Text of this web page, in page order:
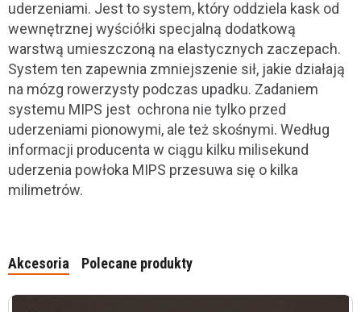
uderzeniami. Jest to system, który oddziela kask od
wewnętrznej wyściółki specjalną dodatkową
warstwą umieszczoną na elastycznych zaczepach.
System ten zapewnia zmniejszenie sił, jakie działają
na mózg rowerzysty podczas upadku. Zadaniem
systemu MIPS jest ochrona nie tylko przed
uderzeniami pionowymi, ale też skośnymi. Według
informacji producenta w ciągu kilku milisekund
uderzenia powłoka MIPS przesuwa się o kilka
milimetrów.
Akcesoria Polecane produkty